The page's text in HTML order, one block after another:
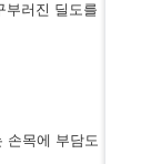
부러진 딜도를
손목에 부담도